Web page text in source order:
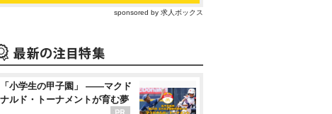
sponsored by 求人ボックス
「小学生の甲子園」 ――マクド
ナルド・トーナメントが育む夢